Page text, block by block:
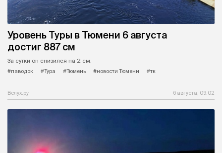
Уровень Туры в Тюмени 6 августа
достиг 887 см
За сутки он снизился на 2 см.
#паводок
#Тура #Тюмень #новости Тюмени #тк
Вслух.ру 6 августа, 09:02